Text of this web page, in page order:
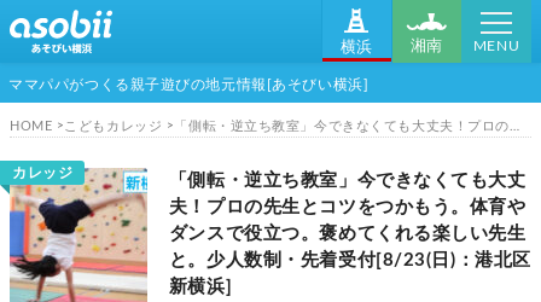
横浜 湘南 MENU
ママパパがつくる親子遊びの地元情報[あそびい横浜]
HOME こどもカレッジ 「側転・逆立ち教室」今できなくても大丈夫！プロの先生とコツをつかもう。体育やダンスで役立つ。褒めてくれる楽しい先生と。少人数制・先着受付[8/23(日)：港北区新横浜]
カレッジ
「側転・逆立ち教室」今できなくても大丈
夫！プロの先生とコツをつかもう。体育や
ダンスで役立つ。褒めてくれる楽しい先生
と。少人数制・先着受付[8/23(日)：港北区
新横浜]